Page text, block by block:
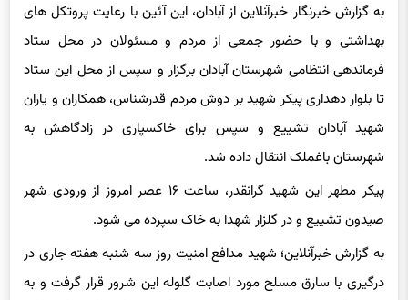
به گزارش خبرنگار خبرآنلاین از آبادان، این آئین با رعایت پروتکل های
بهداشتی و با حضور جمعی از مردم و مسئولان در محل ستاد
فرماندهی انتظامی شهرستان آبادان برگزار و سپس از محل این ستاد
تا بلوار دهداری پیکر شهید بر دوش مردم قدرشناس، همکاران و یاران
شهید آبادان تشییع و سپس برای خاکسپاری در زادگاهش به
شهرستان باغملک انتقال داده شد.
پیکر مطهر این شهید گرانقدر، ساعت ۱۶ عصر امروز از ورودی شهر
صیدون تشییع و در گلزار شهدا به خاک سپرده می شود.
به گزارش خبرآنلاین؛ شهید مدافع امنیت روز سه شنبه هفته جاری در
درگیری با سارق مسلح مورد اصابت گلوله این شرور قرار گرفت و به